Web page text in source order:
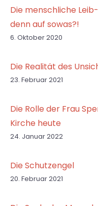
Die menschliche
denn auf sowas?!
6. Oktober 2020
Die Realität des
23. Februar 2021
Die Rolle der Frau
Kirche heute
24. Januar 2022
Die Schutzengel
20. Februar 2021